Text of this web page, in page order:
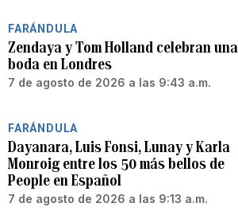
FARÁNDULA
Zendaya y Tom Holland celebran una
boda en Londres
7 de agosto de 2026 a las 9:43 a.m.
FARÁNDULA
Dayanara, Luis Fonsi, Lunay y Karla
Monroig entre los 50 más bellos de
People en Español
7 de agosto de 2026 a las 9:13 a.m.